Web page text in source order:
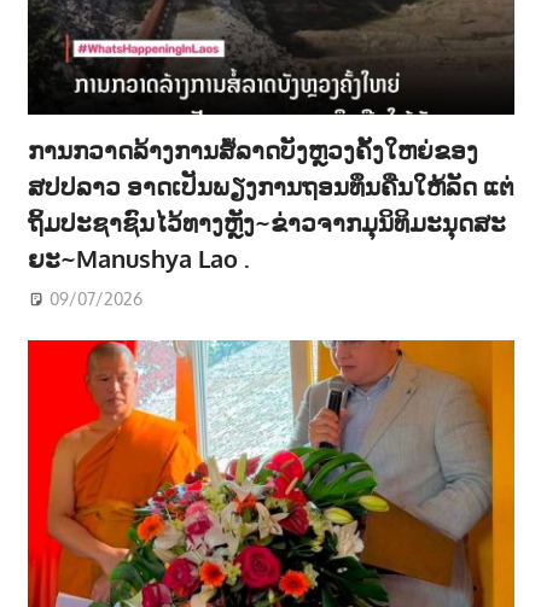
ການກວາດລ້າງການສໍ້ລາດບັງຫຼວງຄັ້ງໃຫຍ່ຂອງ
ສປປລາວ ອາດເປັນພຽງການຖອນທຶນຄືນໃຫ້ລັດ ແຕ່
ຖິ້ມປະຊາຊົນໄວ້ທາງຫຼັງ~ຂ່າວຈາກມຸນິທິມະນຸດສະ
ຍະ~Manushya Lao .
09/07/2026